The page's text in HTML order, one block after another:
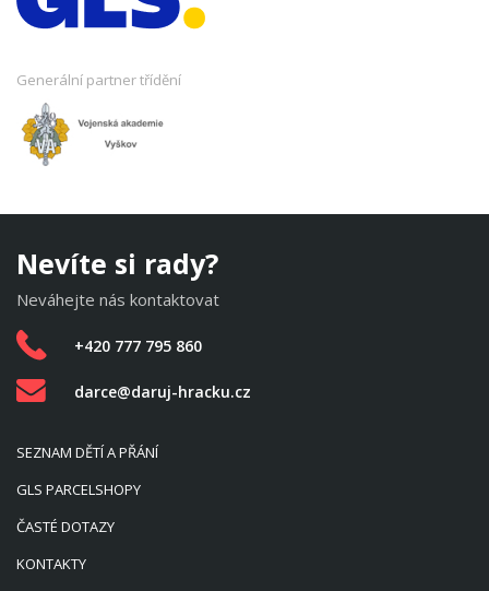
Generální partner třídění
Nevíte si rady?
Neváhejte nás kontaktovat
+420 777 795 860
darce@daruj-hracku.cz
SEZNAM DĚTÍ A PŘÁNÍ
GLS PARCELSHOPY
ČASTÉ DOTAZY
KONTAKTY